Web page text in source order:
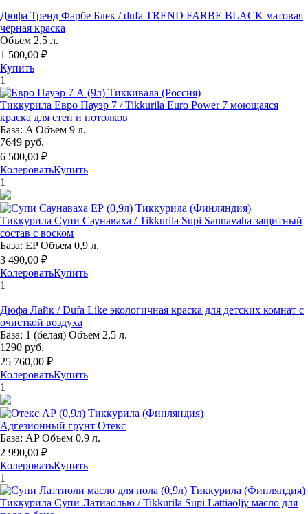
Дюфа Тренд Фарбе Блек / dufa TREND FARBE BLACK матовая
черная краска
Объем 2,5 л.
1 500,00 ₽
Купить
1
Тиккурила Евро Пауэр 7 / Tikkurila Euro Power 7 моющаяся
краска для стен и потолков
База: A Объем 9 л.
7649 руб.
6 500,00 ₽
КолероватьКупить
1
Тиккурила Супи Саунаваха / Tikkurila Supi Saunavaha защитный
состав с воском
База: EP Объем 0,9 л.
3 490,00 ₽
КолероватьКупить
1
Дюфа Лайк / Dufa Like экологичная краска для детских комнат с
очисткой воздуха
База: 1 (белая) Объем 2,5 л.
1290 руб.
25 760,00 ₽
КолероватьКупить
1
Адгезионный грунт Отекс
База: AP Объем 0,9 л.
2 990,00 ₽
КолероватьКупить
1
Тиккурила Супи Латиаолью / Tikkurila Supi Lattiaoljy масло для